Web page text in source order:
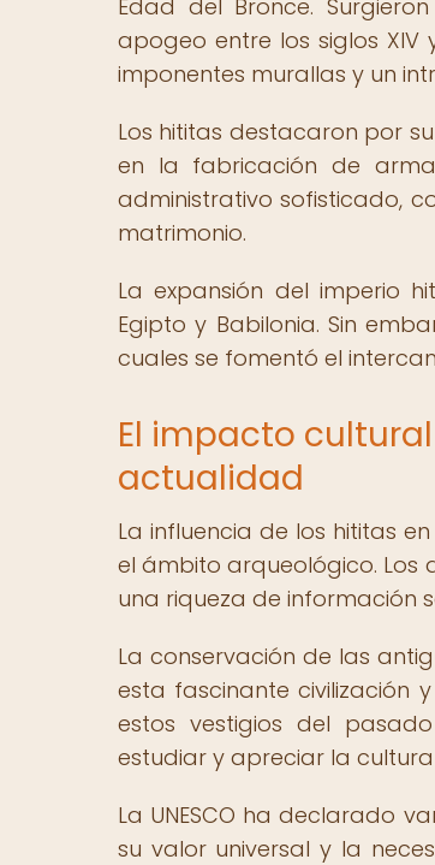
Edad del Bronce.
apogeo entre los siglos XIV
imponentes murallas y un
Los hititas destacaron por
en la fabricación de
administrativo sofisticado,
matrimonio.
La expansión del imperio
Egipto y Babilonia. Sin
cuales se fomentó el
El impacto
actualidad
La influencia de los hititas
el ámbito arqueológico. Los
una riqueza de información
La conservación de las
esta fascinante civilización
estos vestigios del
estudiar y apreciar la
La UNESCO ha declarado
su valor universal y la